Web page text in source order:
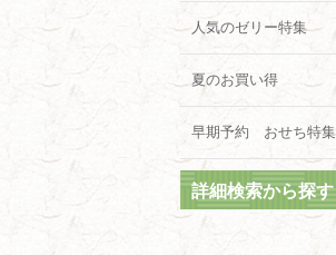
人気のゼリー特集
夏のお買い得
早期予約 おせち特集
詳細検索から探す